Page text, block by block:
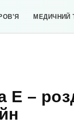
МЕДИЧНИЙ
Е –